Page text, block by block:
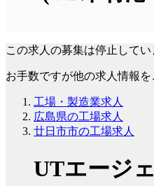
この求人の募集は停止してい
お手数ですが他の求人情報を
工場・製造業求人
広島県の工場求人
廿日市市の工場求人
UTエージ